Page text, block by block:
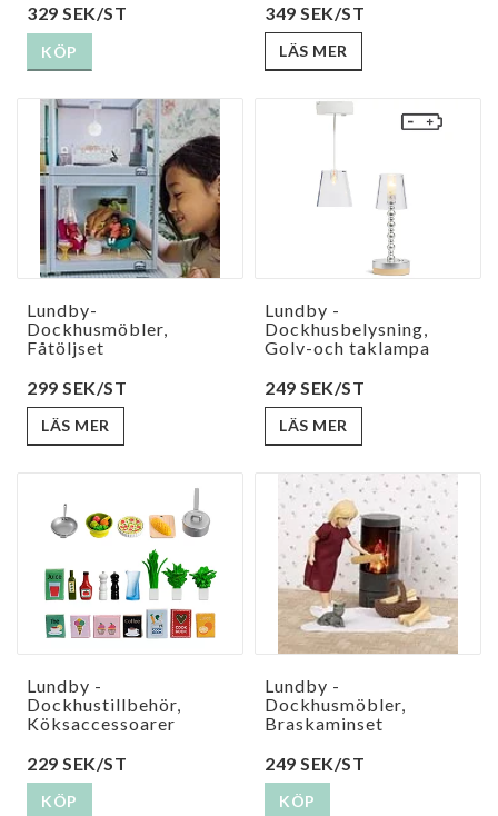
329 SEK/ST
KÖP
349 SEK/ST
LÄS MER
Lundby-
Dockhusmöbler,
Fåtöljset
299 SEK/ST
LÄS MER
Lundby -
Dockhusbelysning,
Golv-och taklampa
249 SEK/ST
LÄS MER
Lundby -
Dockhustillbehör,
Köksaccessoarer
229 SEK/ST
KÖP
Lundby -
Dockhusmöbler,
Braskaminset
249 SEK/ST
KÖP